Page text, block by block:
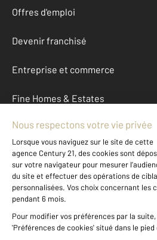
Offres d'emploi
Devenir franchisé
Entreprise et commerce
Fine Homes & Estates
À propos
International
Nous contacter